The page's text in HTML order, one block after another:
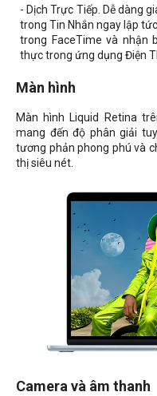
- Dịch Trực Tiếp. Dễ dàng
trong Tin Nhắn ngay lập
trong FaceTime và nhận
thực trong ứng dụng Điện
Màn hình
Màn hình Liquid Retina
mang đến độ phân giải
tương phản phong phú và
thị siêu nét.
Camera và âm thanh